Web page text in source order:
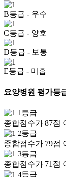
B등급 - 우수
C등급 - 양호
D등급 - 보통
E등급 - 미흡
요양병원 평가등
1등급
종합점수가 87점
2등급
종합점수가 79점
3등급
종합점수가 71점
4등급